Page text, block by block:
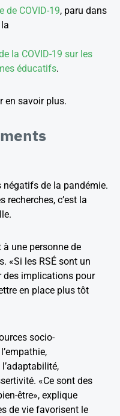
de COVID-19, paru dans
la COVID-19 sur les
éducatifs.
en savoir plus.
de la pandémie.
recherches, c’est la
à une personne de
«Si les RSÉ sont un
des implications pour
en place plus tôt
socio-
«Ce sont des
être», explique
de vie favorisent le